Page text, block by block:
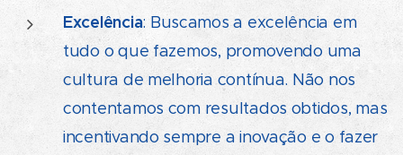
Excelência: Buscamos a excelência em
tudo o que fazemos, promovendo uma
cultura de melhoria contínua. Não nos
contentamos com resultados obtidos, mas
incentivando sempre a inovação e o fazer